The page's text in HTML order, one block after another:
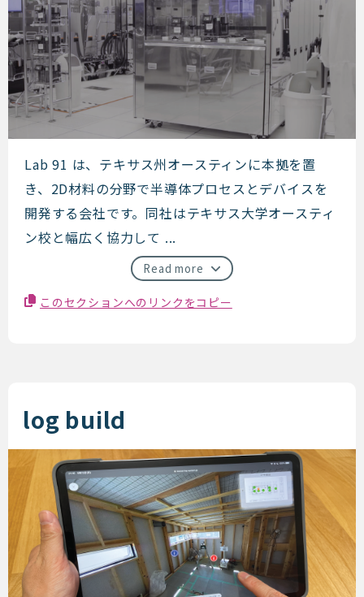
Lab 91
Lab 91 は、テキサス州オースティンに本拠を置
き、2D材料の分野で半導体プロセスとデバイスを
開発する会社です。同社はテキサス大学オースティ
ン校と幅広く協力して ...
Read more
このセクションへのリンクをコピー
log build